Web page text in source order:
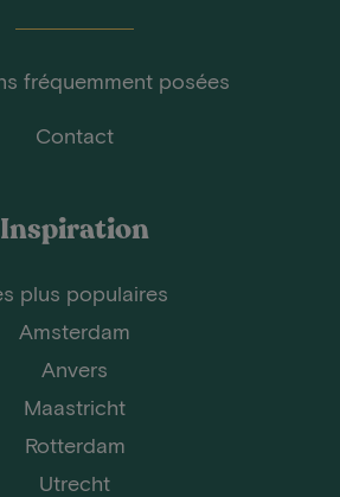
fréquemment posées
Contact
Inspiration
plus populaires
Amsterdam
Anvers
Maastricht
Rotterdam
Utrecht